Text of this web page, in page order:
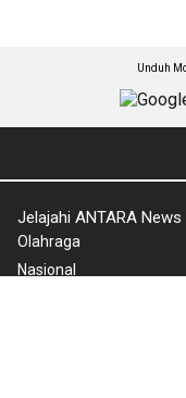
Unduh
Jelajahi ANTARA
Olahraga
Nasional